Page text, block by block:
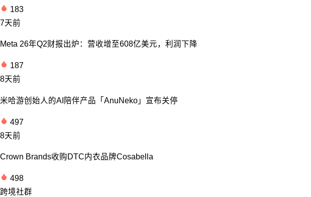
183
7天前
Meta 26年Q2财报出炉：营收增至608亿美元，利润下降
187
8天前
米哈游创始人的AI陪伴产品「AnuNeko」宣布关停
497
8天前
Crown Brands收购DTC内衣品牌Cosabella
498
跨境社群